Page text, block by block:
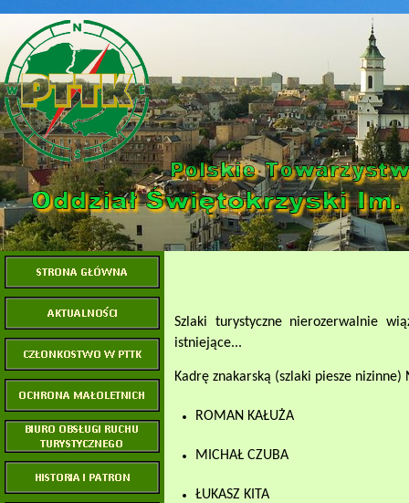
Szlaki turystyczne nierozerwalnie
istniejące...
Kadrę znakarską (szlaki piesze nizinne)
ROMAN KAŁUŻA
MICHAŁ CZUBA
ŁUKASZ KITA